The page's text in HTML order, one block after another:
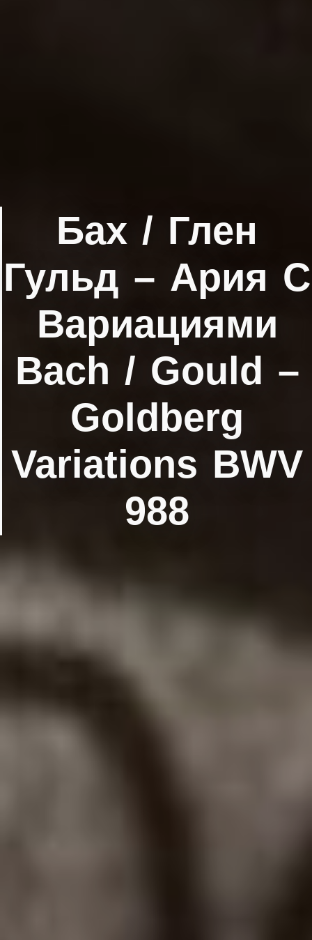
Бах / Глен
Гульд ‎– Ария С
Вариациями
Bach / Gould ‎–
Goldberg
Variations BWV
988